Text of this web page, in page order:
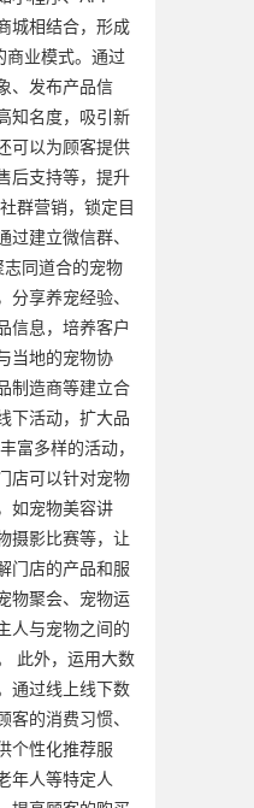
城相结合，形成
商业模式。通过
、发布产品信
知名度，吸引新
可以为顾客提供
后支持等，提升
群营销，锁定目
过建立微信群、
同道合的宠物
分享养宠经验、
信息，培养客户
当地的宠物协
制造商等建立合
下活动，扩大品
富多样的活动，
店可以针对宠物
如宠物美容讲
摄影比赛等，让
门店的产品和服
物聚会、宠物运
人与宠物之间的
此外，运用大数
通过线上线下数
客的消费习惯、
个性化推荐服
年人等特定人